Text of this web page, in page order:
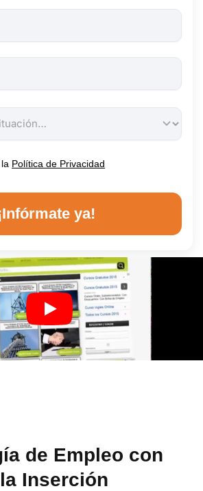
Política de Privacidad
ya!
de Empleo con
Inserción